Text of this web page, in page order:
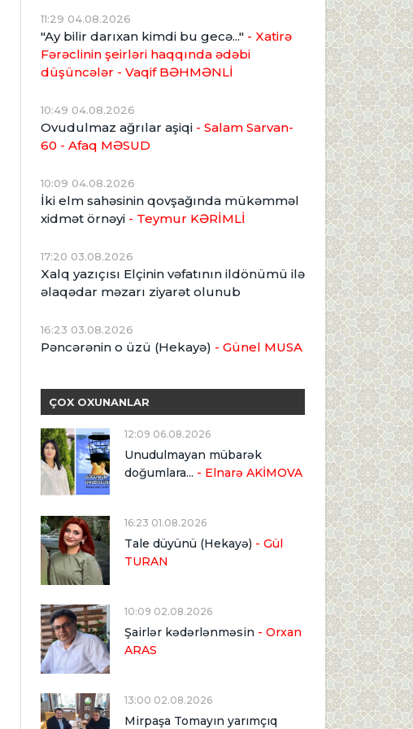
11:29 04.08.2026
"Ay bilir darıxan kimdi bu gecə..." - Xatirə
Fərəclinin şeirləri haqqında ədəbi
düşüncələr - Vaqif BƏHMƏNLİ
10:49 04.08.2026
Ovudulmaz ağrılar aşiqi - Salam Sarvan-
60 - Afaq MƏSUD
10:09 04.08.2026
İki elm sahəsinin qovşağında mükəmməl
xidmət örnəyi - Teymur KƏRİMLİ
17:20 03.08.2026
Xalq yazıçısı Elçinin vəfatının ildönümü ilə
əlaqədar məzarı ziyarət olunub
16:23 03.08.2026
Pəncərənin o üzü (Hekayə) - Günel MUSA
ÇOX OXUNANLAR
12:09 06.08.2026
Unudulmayan mübarək
doğumlara... - Elnarə AKİMOVA
16:23 01.08.2026
Tale düyünü (Hekayə) - Gül
TURAN
10:09 02.08.2026
Şairlər kədərlənməsin - Orxan
ARAS
13:00 02.08.2026
Mirpaşa Tomayın yarımçıq